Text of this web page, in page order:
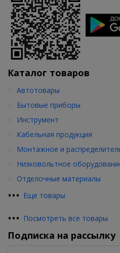
Каталог товаров
••• Еще товары
Автотовары
Бытовые приборы
Инструмент
Кабельная продукция
Монтажное и
Низковольтное
Отделочные материалы
••• Посмотреть все товары
Подписка на рассылку